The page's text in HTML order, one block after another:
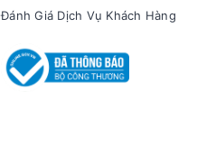
Đánh Giá Dịch Vụ Khách Hàng